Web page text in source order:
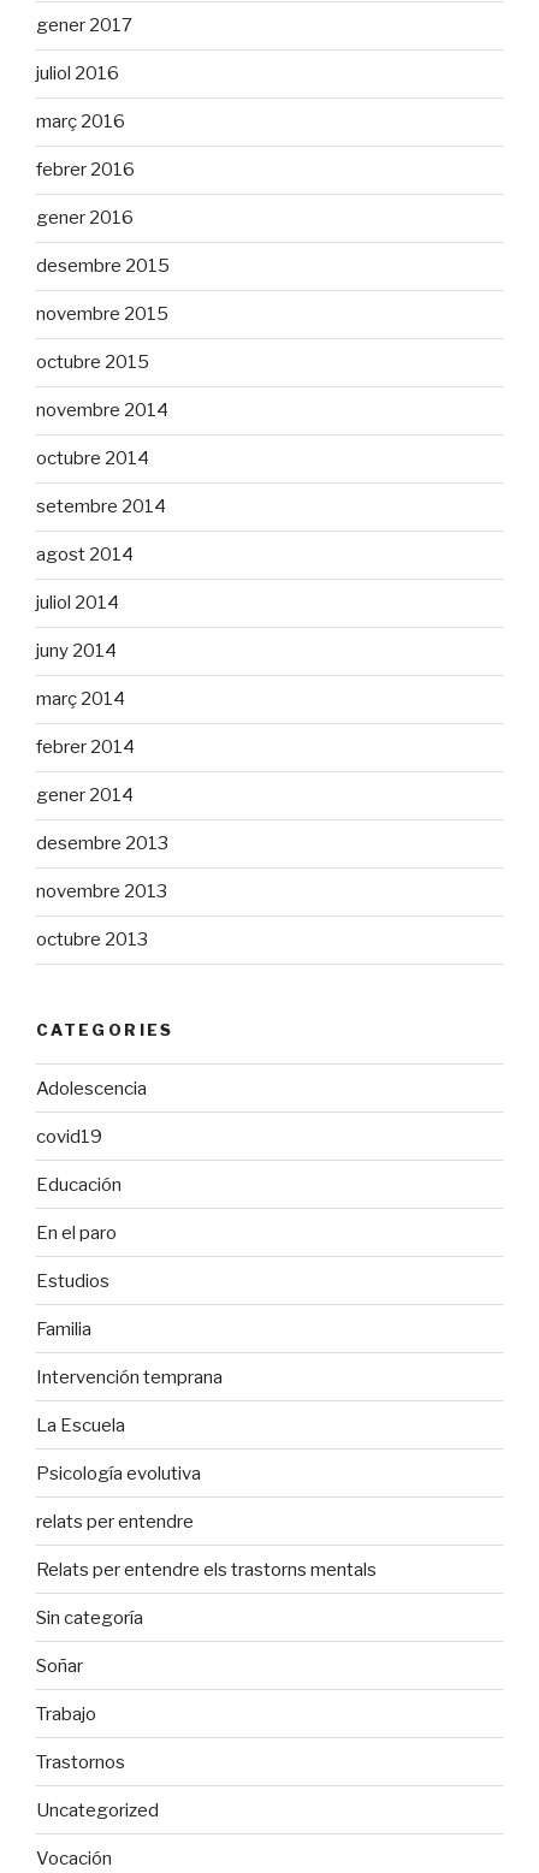
gener 2017
juliol 2016
març 2016
febrer 2016
gener 2016
desembre 2015
novembre 2015
octubre 2015
novembre 2014
octubre 2014
setembre 2014
agost 2014
juliol 2014
juny 2014
març 2014
febrer 2014
gener 2014
desembre 2013
novembre 2013
octubre 2013
CATEGORIES
Adolescencia
covid19
Educación
En el paro
Estudios
Familia
Intervención temprana
La Escuela
Psicología evolutiva
relats per entendre
Relats per entendre els trastorns mentals
Sin categoría
Soñar
Trabajo
Trastornos
Uncategorized
Vocación